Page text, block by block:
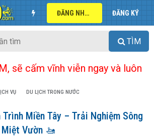
ĐĂNG NHẬP ĐĂNG KÝ
TÌM
sẽ cấm vĩnh viễn ngay và luôn
VỤ DU LỊCH TRONG NƯỚC
Trình Miền Tây – Trải Nghiệm Sông
Miệt Vườn 🚤